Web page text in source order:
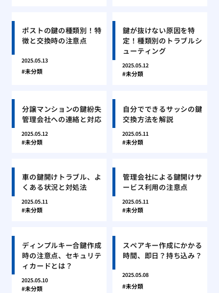
ポストの鍵の種類別！特
徴と交換時の注意点
2025.05.13
未分類
鍵が抜けない原因を特
定！種類別のトラブルシ
ューティング
2025.05.12
未分類
分譲マンションの鍵紛失
管理会社への連絡と対応
2025.05.12
未分類
自分でできるサッシの鍵
交換方法を解説
2025.05.11
未分類
車の鍵開けトラブル、よ
くある状況と対処法
2025.05.11
未分類
管理会社による鍵開けサ
ービス利用の注意点
2025.05.11
未分類
ディンプルキー合鍵作成
時の注意点、セキュリテ
ィカードとは？
2025.05.10
未分類
スペアキー作成にかかる
時間、即日？持ち込み？
2025.05.08
未分類